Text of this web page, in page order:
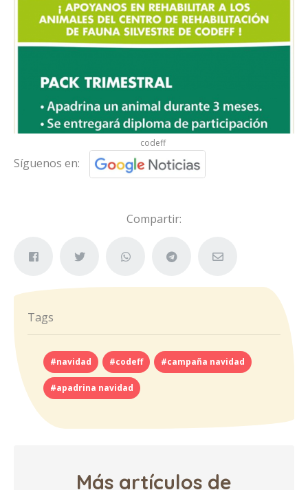
codeff
Síguenos en:
Compartir:
Tags
#navidad #codeff #campaña navidad
#apadrina navidad
Más artículos de